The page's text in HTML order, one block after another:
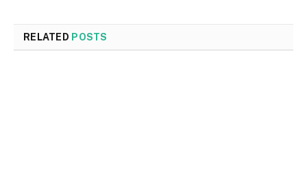
RELATED POSTS